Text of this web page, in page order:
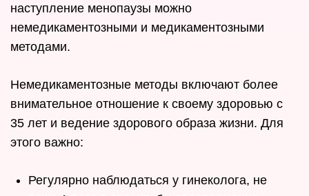
наступление менопаузы можно
немедикаментозными и медикаментозными
методами.
Немедикаментозные методы включают более
внимательное отношение к своему здоровью с
35 лет и ведение здорового образа жизни. Для
этого важно:
Регулярно наблюдаться у гинеколога, не